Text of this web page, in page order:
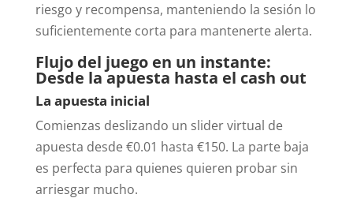
riesgo y recompensa, manteniendo la sesión lo
suficientemente corta para mantenerte alerta.
Flujo del juego en un instante:
Desde la apuesta hasta el cash out
La apuesta inicial
Comienzas deslizando un slider virtual de
apuesta desde €0.01 hasta €150. La parte baja
es perfecta para quienes quieren probar sin
arriesgar mucho.